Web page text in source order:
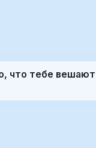
что тебе